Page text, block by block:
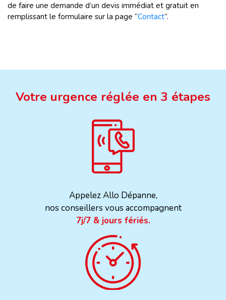
de faire une demande d’un devis immédiat et gratuit en
remplissant le formulaire sur la page “Contact”.
Votre urgence réglée en 3 étapes
Appelez Allo Dépanne,
nos conseillers vous accompagnent
7j/7 & jours fériés.